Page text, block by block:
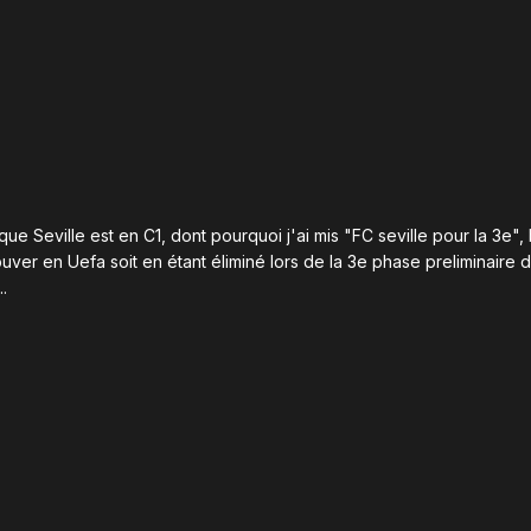
Seville est en C1, dont pourquoi j'ai mis "FC seville pour la 3e",
en Uefa soit en étant éliminé lors de la 3e phase preliminaire